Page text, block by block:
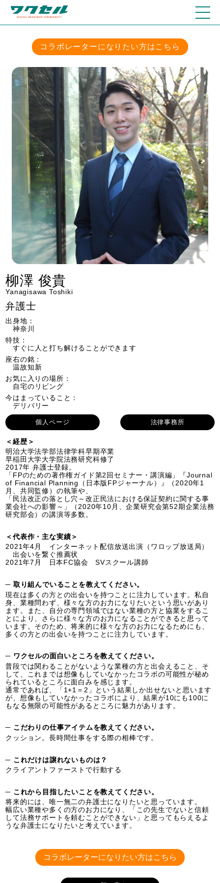
コラボレーターになりたい方はこちら
柳澤 俊貴
Yanagisawa Toshiki
弁護士
出身地：
神奈川
特技：
すぐに人と打ち解けることができます
座右の銘：
温故知新
お気に入りの場所：
自宅のリビング
今はまっていること：
デリバリー
個人ページ 法律事務所
＜経歴＞
明治大学法学部法律学科早期卒業
早稲田大学大学院法務研究科修了
2017年 弁護士登録。
「FPのための著作権ガイド第2回セミナー・講演編」『Journal
of Financial Planning（日本版FPジャーナル）』（2020年1
月、共同監修）の執筆や、
「民法改正の落とし穴～改正民法における保証契約に関する事
業会社への影響～」（2020年10月、企業研究会第52期企業法務
研究部会）の講演等多数。
＜代表作・主な実績＞
2021年4月 インターネット配信放送出演（ワロップ放送局）
出会いを繋ぐ推薦状
2021年7月 日本FC協会 SVスクール講師
─ 取り組んでいることを教えてください。
現在は多くの方との出会いを持つことに注力しています。私自
身、業種問わず、様々な方のお力になりたいという思いがあり
ます。また、自分の専門領域ではない業種の方と協業をするこ
とにより、さらに様々な方のお力になることができると思って
います。そのため、将来的に様々な方のお力になるためにも、
多くの方との出会いを持つことに注力しています。
─ ワクセルの面白いところを教えてください。
普段では関わることがないような業種の方と出会えること、そ
して、これまでは想像もしていなかったコラボの可能性が秘め
られているところに面白みを感じます。
通常であれば、「1+1＝2」という結果しか出せないと思います
が、想像もしていなかったコラボにより、結果が10にも100に
もなる無限の可能性があるところに魅力があります。
─ こだわりの仕事アイテムを教えてください。
クッション。長時間仕事をする際の相棒です。
─ これだけは譲れないものは？
クライアントファーストで行動する
─ これから目指したいことを教えてください。
将来的には、唯一無二の弁護士になりたいと思っています。
幅広い業種や多くの方のお力になり、「この先生でないと信頼
して法務サポートを頼むことができない」と思ってもらえるよ
うな弁護士になりたいと考えています。
コラボレーターになりたい方はこちら